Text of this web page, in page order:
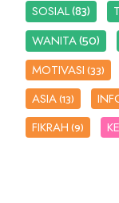
SOSIAL(83)
WANITA(50)
MOTIVASI(33)
ASIA(13)
FIKRAH(9)